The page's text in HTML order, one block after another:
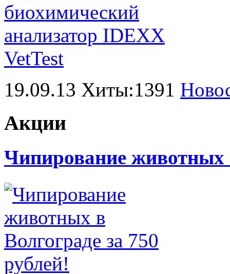
19.09.13 Хиты:1391
Акции
Чипирование животных